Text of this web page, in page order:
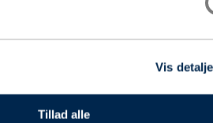
Vis
Tillad alle